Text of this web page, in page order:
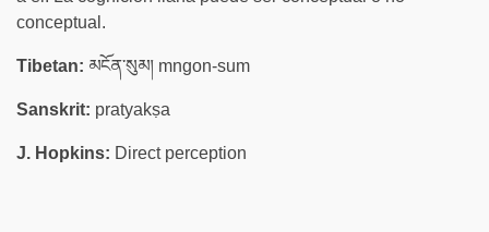
conceptual.
Tibetan: མངོན་སུམ། mngon-sum
Sanskrit: pratyakṣa
J. Hopkins: Direct perception